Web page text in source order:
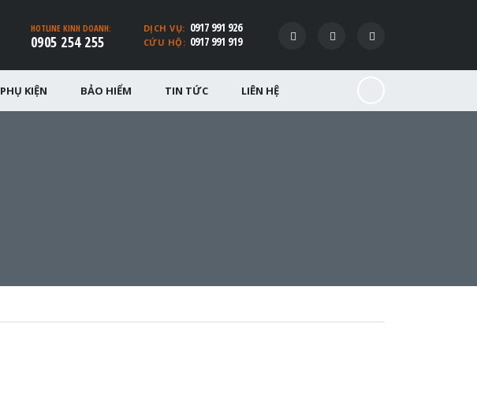
DỊCH VỤ: 0917 991 926
CỨU HỘ: 0917 991 919
HOTLINE KINH DOANH:
0905 254 255
PHỤ KIỆN BẢO HIỂM TIN TỨC LIÊN HỆ